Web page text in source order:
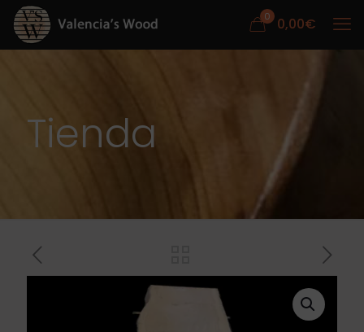
0 0,00€
Tienda